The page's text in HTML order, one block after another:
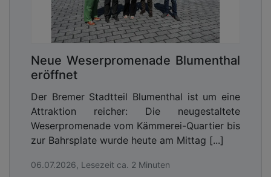
Neue Weserpromenade Blumenthal
eröffnet
Der Bremer Stadtteil Blumenthal ist um eine
Attraktion reicher: Die neugestaltete
Weserpromenade vom Kämmerei-Quartier bis
zur Bahrsplate wurde heute am Mittag [...]
06.07.2026, Lesezeit ca. 2 Minuten